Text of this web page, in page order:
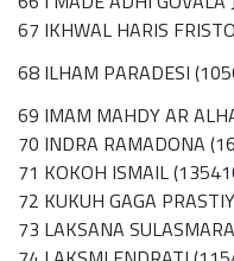
67 IKHWAL HARIS
68 ILHAM PARADESI
69 IMAM MAHDY AR
70 INDRA RAMADONA
71 KOKOH ISMAIL
72 KUKUH GAGA
73 LAKSANA